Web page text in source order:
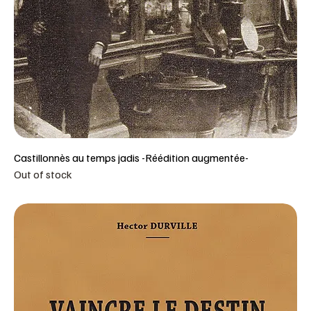
Castillonnès au temps jadis -Réédition augmentée-
Out of stock